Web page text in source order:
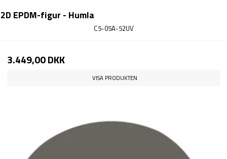
2D EPDM-figur - Humla
C5-05A-52UV
3.449,00 DKK
VISA PRODUKTEN